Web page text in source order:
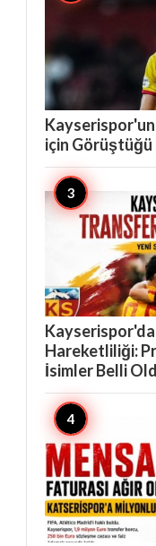
için
Hareketliliği:
İsimler Belli